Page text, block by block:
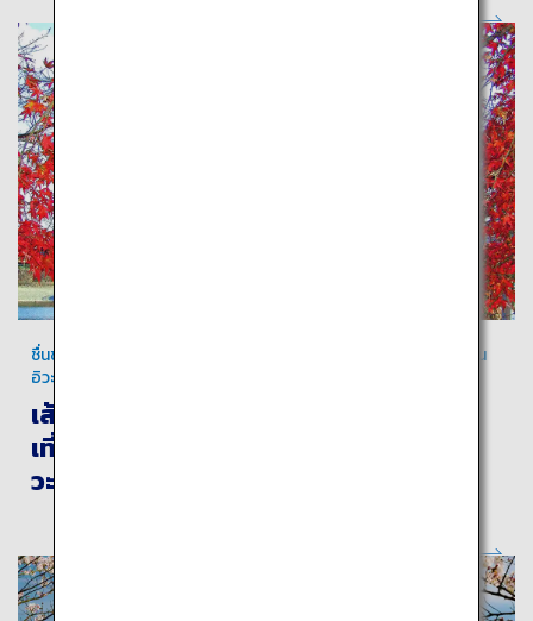
เส้นทางที่แนะนำ สำหรับการเดินทางท่อง
เที่ยวในอิวะคุนิและมิยาจิมะ จากสนามบินอิ
วะคุนิคินไตเคียว
ชื่นชมทิวทัศน์อันงดงามแห่งสะพานคินไตเคียวและสายน้ำใสบริสุทธิ์ใน
อิวะคุนิ